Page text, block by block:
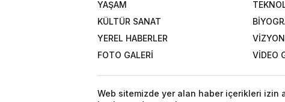
YAŞAM
KÜLTÜR SANAT
YEREL HABERLER
FOTO GALERİ
VİDEO
Web sitemizde yer alan haber içerikleri izin